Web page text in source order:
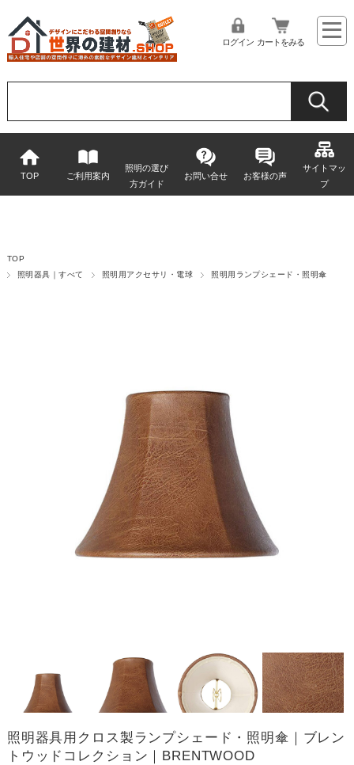
ログイン カートをみる
TOP ご利用案内
照明の選び
方ガイド
お問い合せ お客様の声
サイトマッ
プ
TOP
照明器具｜すべて
照明用アクセサリ・電球 照明用ランプシェード・照明傘
照明器具用クロス製ランプシェード・照明傘｜ブレン
トウッドコレクション｜BRENTWOOD